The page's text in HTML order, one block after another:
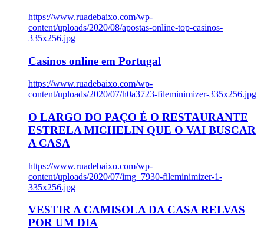
https://www.ruadebaixo.com/wp-
content/uploads/2020/08/apostas-online-top-casinos-
335x256.jpg
Casinos online em Portugal
https://www.ruadebaixo.com/wp-
content/uploads/2020/07/h0a3723-fileminimizer-335x256.jpg
O LARGO DO PAÇO É O RESTAURANTE
ESTRELA MICHELIN QUE O VAI BUSCAR
A CASA
https://www.ruadebaixo.com/wp-
content/uploads/2020/07/img_7930-fileminimizer-1-
335x256.jpg
VESTIR A CAMISOLA DA CASA RELVAS
POR UM DIA